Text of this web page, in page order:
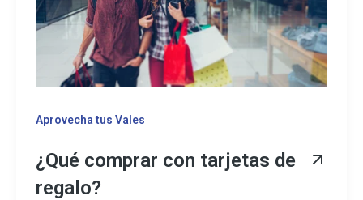
Aprovecha tus Vales
¿Qué comprar con tarjetas de
regalo?